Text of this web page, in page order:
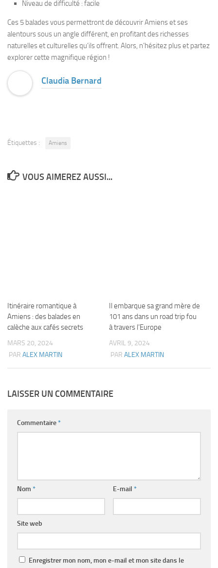
Niveau de difficulté : facile
Ces 5 balades vous permettront de découvrir Amiens et ses
alentours sous un angle différent, en profitant des richesses
naturelles et culturelles qu’ils offrent. Alors, n’hésitez plus et partez
explorer cette magnifique région !
Claudia Bernard
Étiquettes : Amiens
VOUS AIMEREZ AUSSI...
Itinéraire romantique à
Amiens : des balades en
calèche aux cafés secrets
MARS 20, 2024
PAR ALEX MARTIN
Il embarque sa grand mère de
101 ans dans un road trip fou
à travers l’Europe
AVRIL 9, 2024
PAR ALEX MARTIN
LAISSER UN COMMENTAIRE
Commentaire*
Nom * E-mail *
Site web
Enregistrer mon nom, mon e-mail et mon site dans le